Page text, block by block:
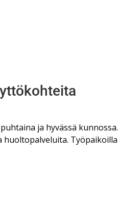
ja hyvässä
huoltopalveluita.